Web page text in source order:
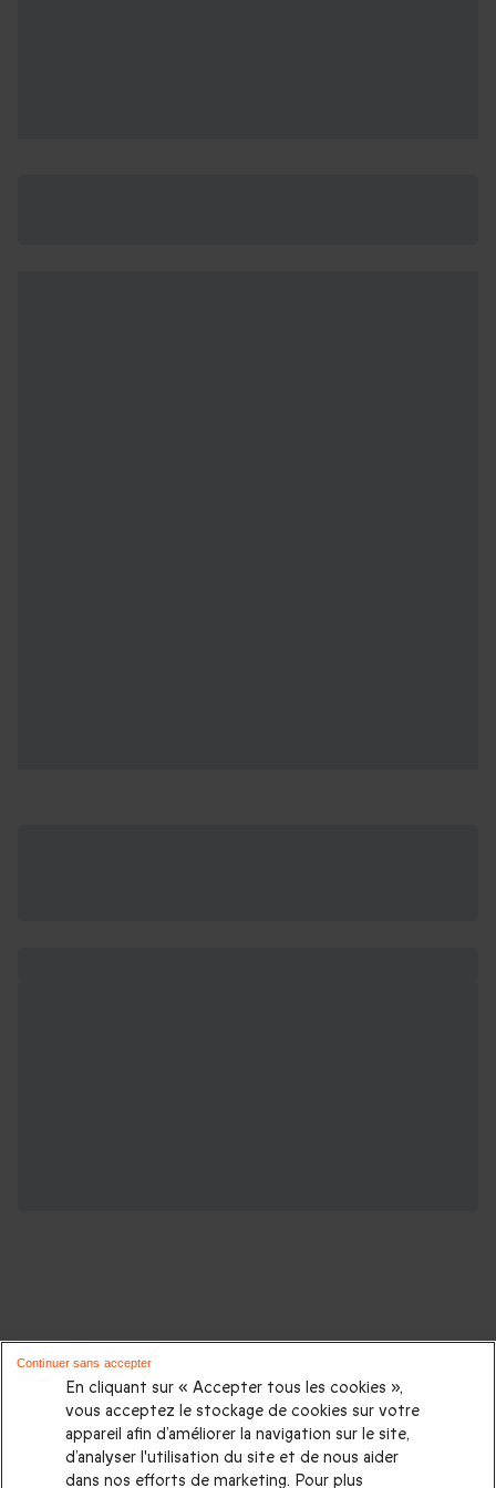
D'autres idées de cadeaux pour vos
proches :
Cadeaux d'anniversaire|Cadeaux femme|Cadeaux homme
Cadeaux couple|Cadeau Noël|Cadeau de Noël femme
En cliquant sur « Accepter tous les cookies »,
vous acceptez le stockage de cookies sur votre
appareil afin d’améliorer la navigation sur le site,
d’analyser l'utilisation du site et de nous aider
dans nos efforts de marketing. Pour plus
Continuer sans accepter